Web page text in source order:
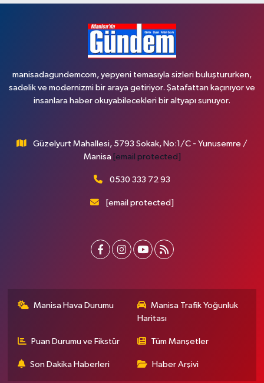
manisadagundemcom, yepyeni temasıyla sizleri buluştururken,
sadelik ve modernizmi bir araya getiriyor. Şatafattan kaçınıyor ve
insanlara haber okuyabilecekleri bir altyapı sunuyor.
Güzelyurt Mahallesi, 5793 Sokak, No:1/C - Yunusemre /
Manisa [email protected]
0530 333 72 93
[email protected]
Manisa Hava Durumu
Manisa Trafik Yoğunluk
Haritası
Puan Durumu ve Fikstür Tüm Manşetler
Son Dakika Haberleri Haber Arşivi